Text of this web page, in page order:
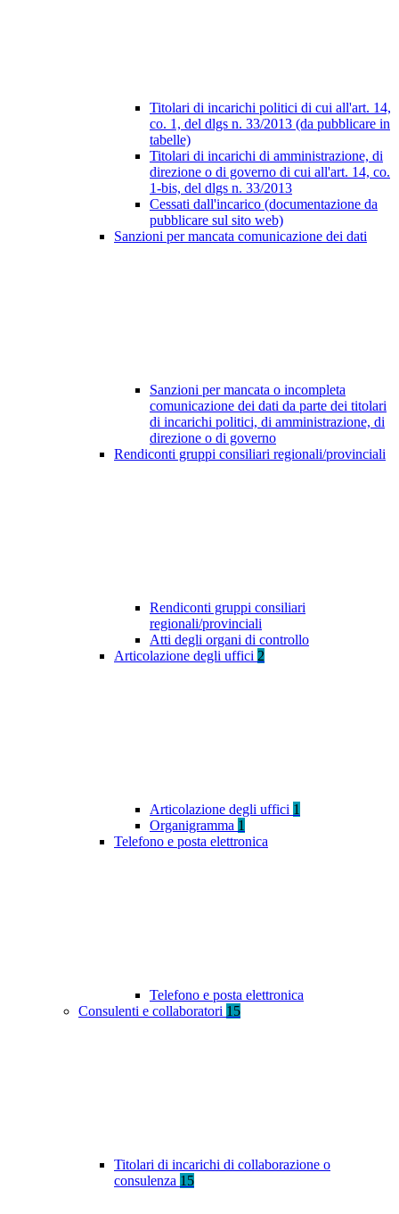
Titolari di incarichi politici di cui all'art. 14,
co. 1, del dlgs n. 33/2013 (da pubblicare in
tabelle)
Titolari di incarichi di amministrazione, di
direzione o di governo di cui all'art. 14, co.
1-bis, del dlgs n. 33/2013
Cessati dall'incarico (documentazione da
pubblicare sul sito web)
Sanzioni per mancata comunicazione dei dati
Sanzioni per mancata o incompleta
comunicazione dei dati da parte dei titolari
di incarichi politici, di amministrazione, di
direzione o di governo
Rendiconti gruppi consiliari regionali/provinciali
Rendiconti gruppi consiliari
regionali/provinciali
Atti degli organi di controllo
Articolazione degli uffici 2
Articolazione degli uffici 1
Organigramma 1
Telefono e posta elettronica
Telefono e posta elettronica
Consulenti e collaboratori 15
Titolari di incarichi di collaborazione o
consulenza 15